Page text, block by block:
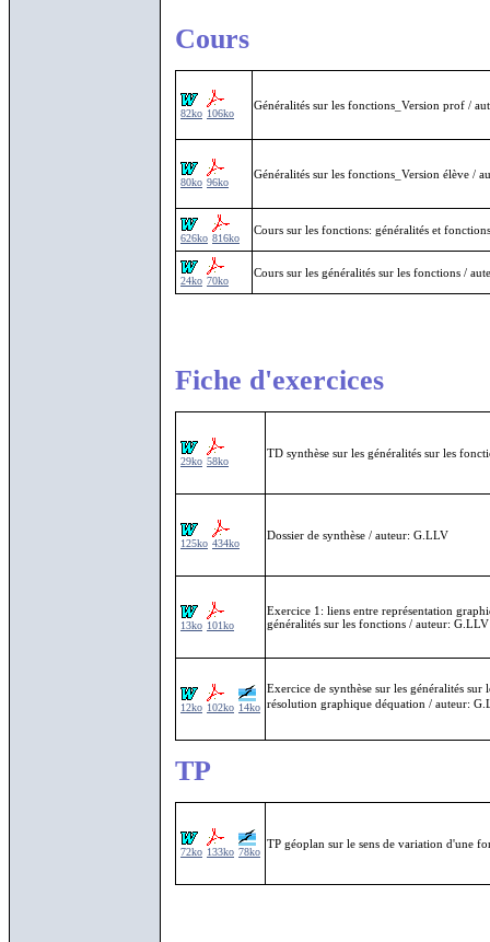
Cours
82ko 106ko
Généralités sur les fonctions_Version prof /
80ko 96ko
Généralités sur les fonctions_Version élève /
626ko 816ko
Cours sur les fonctions: généralités et
24ko 70ko
Cours sur les généralités sur les fonctions /
Fiche d'exercices
29ko 58ko
TD synthèse sur les généralités sur les
125ko 434ko
Dossier de synthèse / auteur: G.LLV
13ko 101ko
Exercice 1: liens entre représentation
généralités sur les fonctions / auteur: G.LLV
12ko 102ko 14ko
Exercice de synthèse sur les généralités
résolution graphique déquation / auteur:
TP
72ko 133ko 78ko
TP géoplan sur le sens de variation d'une